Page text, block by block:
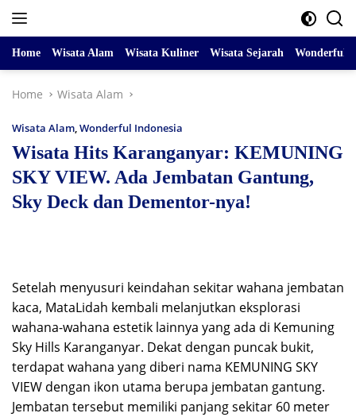
Home Wisata Alam Wisata Kuliner Wisata Sejarah Wonderful
Home Wisata Alam
Wisata Alam,Wonderful Indonesia
Wisata Hits Karanganyar: KEMUNING
SKY VIEW. Ada Jembatan Gantung,
Sky Deck dan Dementor-nya!
Setelah menyusuri keindahan sekitar wahana jembatan
kaca, MataLidah kembali melanjutkan eksplorasi
wahana-wahana estetik lainnya yang ada di Kemuning
Sky Hills Karanganyar. Dekat dengan puncak bukit,
terdapat wahana yang diberi nama KEMUNING SKY
VIEW dengan ikon utama berupa jembatan gantung.
Jembatan tersebut memiliki panjang sekitar 60 meter